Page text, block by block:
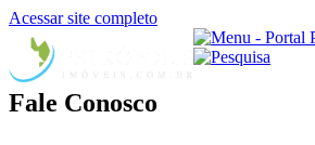
Acessar site completo
Fale Conosco